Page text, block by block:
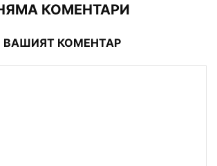
КОМЕНТАРИ
ВАШИЯТ КОМЕНТАР